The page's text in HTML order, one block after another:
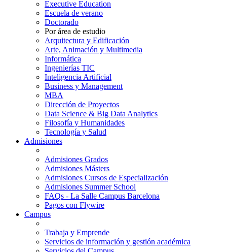
Executive Education
Escuela de verano
Doctorado
Por área de estudio
Arquitectura y Edificación
Arte, Animación y Multimedia
Informática
Ingenierías TIC
Inteligencia Artificial
Business y Management
MBA
Dirección de Proyectos
Data Science & Big Data Analytics
Filosofía y Humanidades
Tecnología y Salud
Admisiones
Admisiones Grados
Admisiones Másters
Admisiones Cursos de Especialización
Admisiones Summer School
FAQs - La Salle Campus Barcelona
Pagos con Flywire
Campus
Trabaja y Emprende
Servicios de información y gestión académica